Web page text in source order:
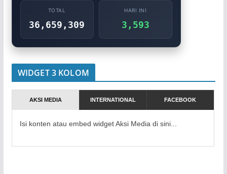
TOTAL
36,659,309
HARI INI
3,593
WIDGET 3 KOLOM
AKSI MEDIA INTERNATIONAL FACEBOOK
Isi konten atau embed widget Aksi Media di sini...